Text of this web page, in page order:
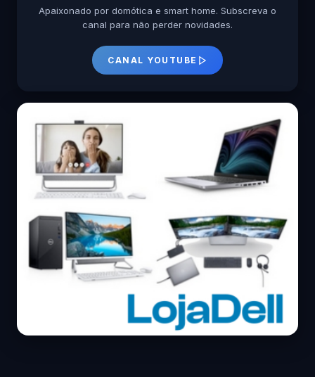
Apaixonado por domótica e smart home. Subscreva o
canal para não perder novidades.
CANAL YOUTUBE